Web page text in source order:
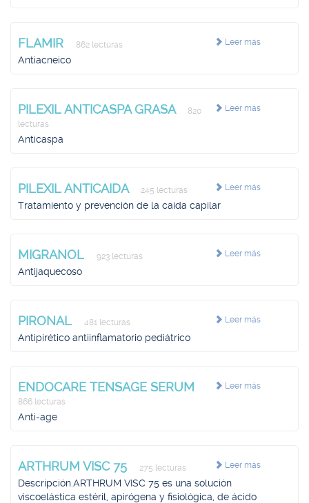
Leer más
FLAMIR 862 lecturas
Antiacneico
Leer más
PILEXIL ANTICASPA GRASA
820
lecturas
Anticaspa
Leer más
PILEXIL ANTICAIDA 245 lecturas
Tratamiento y prevención de la caída capilar
Leer más
MIGRANOL 923 lecturas
Antijaquecoso
Leer más
PIRONAL 481 lecturas
Antipirético antiinflamatorio pediátrico
Leer más
ENDOCARE TENSAGE SERUM
866 lecturas
Anti-age
Leer más
ARTHRUM VISC 75 275 lecturas
Descripción.ARTHRUM VISC 75 es una solución
viscoelástica estéril, apirógena y fisiológica, de ácido